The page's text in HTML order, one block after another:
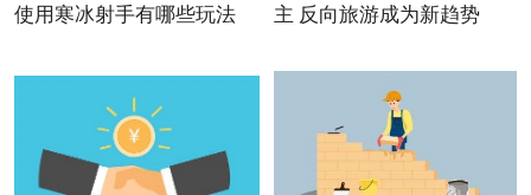
使用寒冰射手有哪些玩法
主 反向旅游成为新趋势